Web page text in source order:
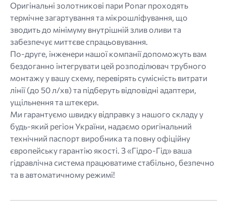
Оригінальні золотникові пари Ponar проходять
термічне загартування та мікрошліфування, що
зводить до мінімуму внутрішній злив оливи та
забезпечує миттєве спрацьовування.
По-друге, інженери нашої компанії допоможуть вам
бездоганно інтегрувати цей розподілювач трубного
монтажу у вашу схему, перевірять сумісність витрати
лінії (до 50 л/хв) та підберуть відповідні адаптери,
ущільнення та штекери.
Ми гарантуємо швидку відправку з нашого складу у
будь-який регіон України, надаємо оригінальний
технічний паспорт виробника та повну офіційну
європейську гарантію якості. З «Гідро-Гід» ваша
гідравлічна система працюватиме стабільно, безпечно
та в автоматичному режимі!